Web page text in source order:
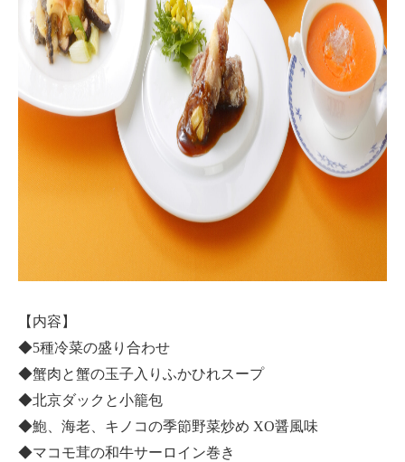
【内容】
◆5種冷菜の盛り合わせ
◆蟹肉と蟹の玉子入りふかひれスープ
◆北京ダックと小籠包
◆鮑、海老、キノコの季節野菜炒め XO醤風味
◆マコモ茸の和牛サーロイン巻き